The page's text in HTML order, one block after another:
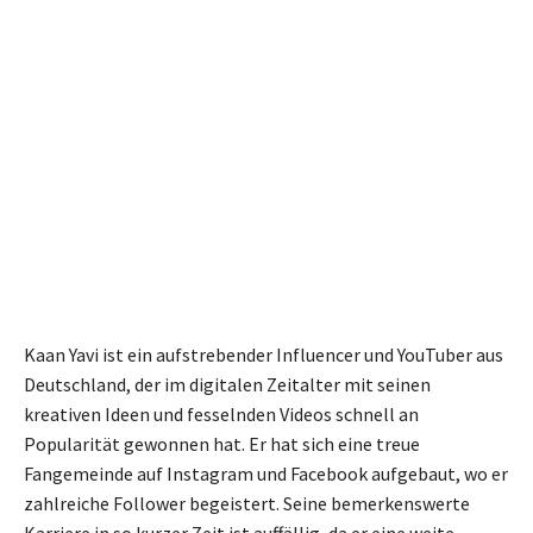
Kaan Yavi ist ein aufstrebender Influencer und YouTuber aus
Deutschland, der im digitalen Zeitalter mit seinen
kreativen Ideen und fesselnden Videos schnell an
Popularität gewonnen hat. Er hat sich eine treue
Fangemeinde auf Instagram und Facebook aufgebaut, wo er
zahlreiche Follower begeistert. Seine bemerkenswerte